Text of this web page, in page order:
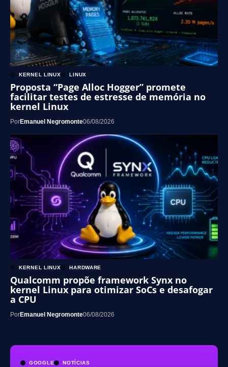
GOOGLE NOTÍCIAS
KERNEL LINUX LINUX
Proposta “Page Alloc Hogger” promete
facilitar testes de estresse de memória no
kernel Linux
PorEmanuel Negromonte06/08/2026
KERNEL LINUX HARDWARE
Qualcomm propõe framework Synx no
kernel Linux para otimizar SoCs e desafogar
a CPU
PorEmanuel Negromonte06/08/2026